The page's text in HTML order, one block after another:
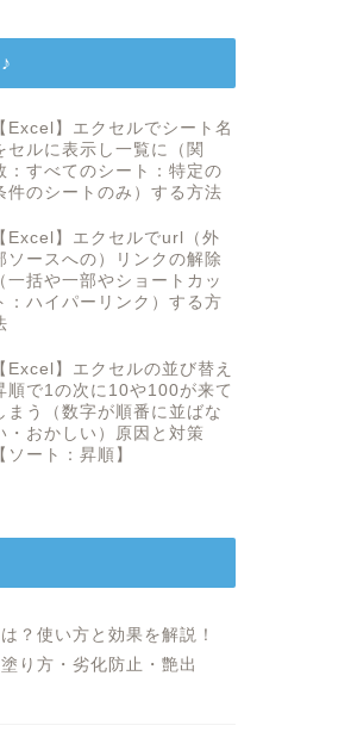
【Excel】エクセルでシート名
セルに表示し一覧に（関
：すべてのシート：特定の
件のシートのみ）する方法
【Excel】エクセルでurl（外
ソースへの）リンクの解除
（一括や一部やショートカッ
：ハイパーリンク）する方
【Excel】エクセルの並び替え
順で1の次に10や100が来て
まう（数字が順番に並ばな
・おかしい）原因と対策
【ソート：昇順】
？使い方と効果を解説！
り方・劣化防止・艶出